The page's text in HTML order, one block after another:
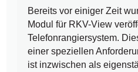
Bereits vor einiger Zeit
Modul für RKV-View
Telefonrangiersystem.
einer speziellen
ist inzwischen als